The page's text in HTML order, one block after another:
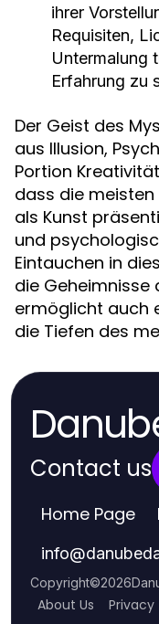
ihrer
Requisiten,
Untermalung
Erfahrung zu
Der Geist des
aus Illusion,
Portion
dass die meisten
als Kunst
und
Eintauchen in
die Geheimnisse
ermöglicht auch
die Tiefen des
Contact us
Home Page
info@
Copyright©2026
About Us Privacy